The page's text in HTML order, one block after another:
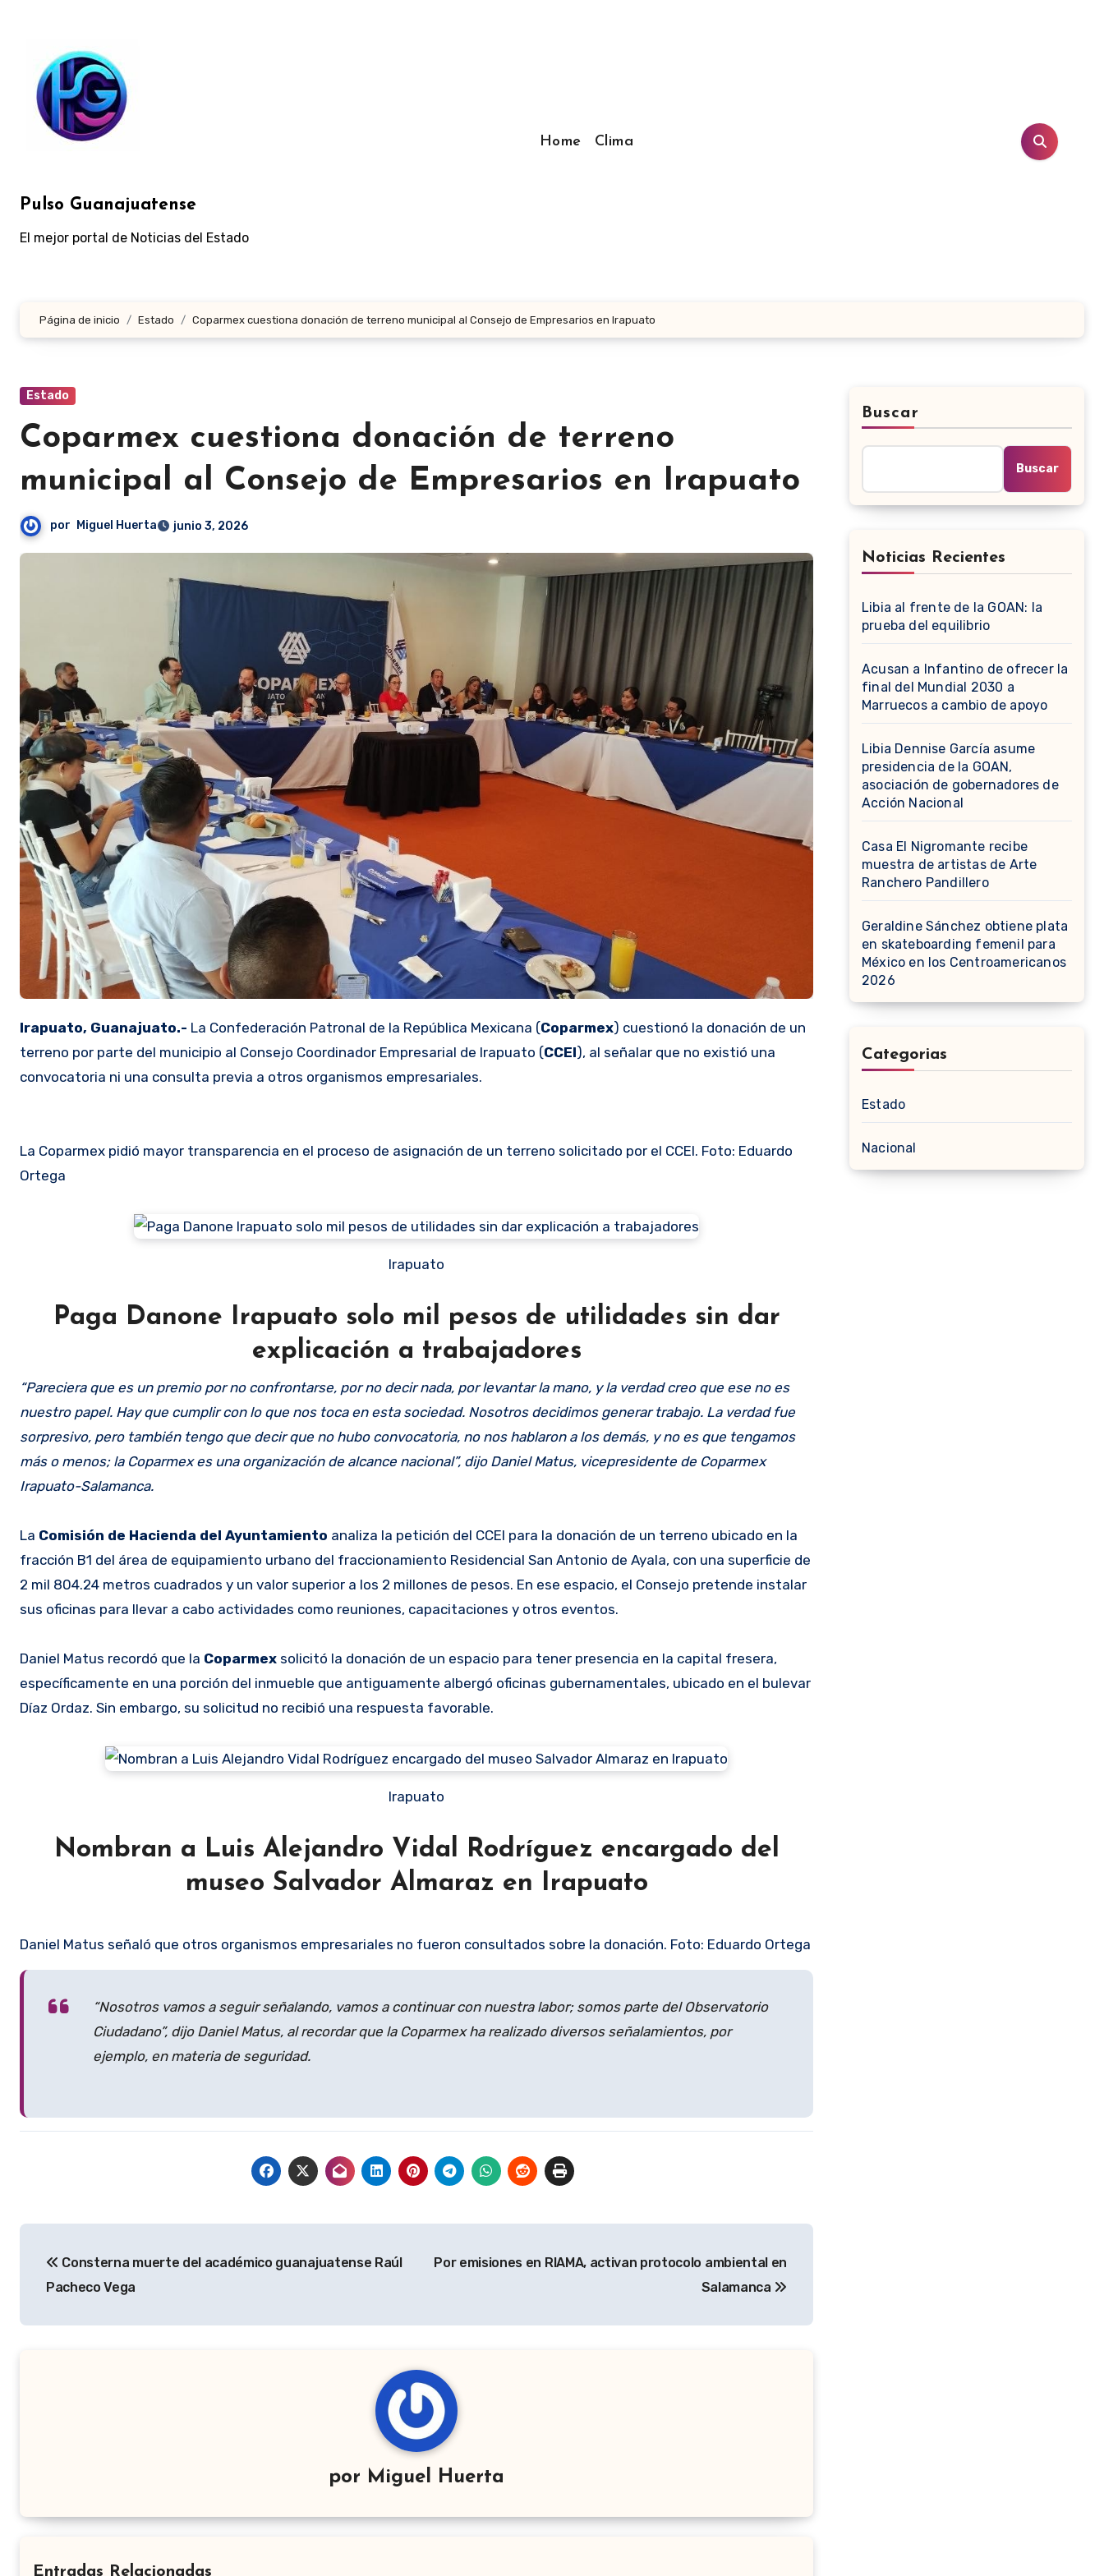
contenido
Pulso Guanajuatense
El mejor portal de Noticias del Estado
Home Clima
Página de inicio Estado Coparmex cuestiona donación de terreno municipal al Consejo de Empresarios en Irapuato
Estado
Coparmex cuestiona donación de terreno
municipal al Consejo de Empresarios en Irapuato
por Miguel Huerta junio 3, 2026
Irapuato, Guanajuato.- La Confederación Patronal de la República Mexicana (Coparmex) cuestionó la donación de un
terreno por parte del municipio al Consejo Coordinador Empresarial de Irapuato (CCEI), al señalar que no existió una
convocatoria ni una consulta previa a otros organismos empresariales.
La Coparmex pidió mayor transparencia en el proceso de asignación de un terreno solicitado por el CCEI. Foto: Eduardo
Ortega
Irapuato
Paga Danone Irapuato solo mil pesos de utilidades sin dar
explicación a trabajadores
“Pareciera que es un premio por no confrontarse, por no decir nada, por levantar la mano, y la verdad creo que ese no es
nuestro papel. Hay que cumplir con lo que nos toca en esta sociedad. Nosotros decidimos generar trabajo. La verdad fue
sorpresivo, pero también tengo que decir que no hubo convocatoria, no nos hablaron a los demás, y no es que tengamos
más o menos; la Coparmex es una organización de alcance nacional”, dijo Daniel Matus, vicepresidente de Coparmex
Irapuato-Salamanca.
La Comisión de Hacienda del Ayuntamiento analiza la petición del CCEI para la donación de un terreno ubicado en la
fracción B1 del área de equipamiento urbano del fraccionamiento Residencial San Antonio de Ayala, con una superficie de
2 mil 804.24 metros cuadrados y un valor superior a los 2 millones de pesos. En ese espacio, el Consejo pretende instalar
sus oficinas para llevar a cabo actividades como reuniones, capacitaciones y otros eventos.
Daniel Matus recordó que la Coparmex solicitó la donación de un espacio para tener presencia en la capital fresera,
específicamente en una porción del inmueble que antiguamente albergó oficinas gubernamentales, ubicado en el bulevar
Díaz Ordaz. Sin embargo, su solicitud no recibió una respuesta favorable.
Irapuato
Nombran a Luis Alejandro Vidal Rodríguez encargado del
museo Salvador Almaraz en Irapuato
Daniel Matus señaló que otros organismos empresariales no fueron consultados sobre la donación. Foto: Eduardo Ortega
“Nosotros vamos a seguir señalando, vamos a continuar con nuestra labor; somos parte del Observatorio
Ciudadano”, dijo Daniel Matus, al recordar que la Coparmex ha realizado diversos señalamientos, por
ejemplo, en materia de seguridad.
de
Consterna muerte del académico guanajuatense Raúl
Pacheco Vega
Por emisiones en RIAMA, activan protocolo ambiental en
Salamanca
por Miguel Huerta
Entradas Relacionadas
Buscar
Buscar
Noticias Recientes
Libia al frente de la GOAN: la
prueba del equilibrio
Acusan a Infantino de ofrecer la
final del Mundial 2030 a
Marruecos a cambio de apoyo
Libia Dennise García asume
presidencia de la GOAN,
asociación de gobernadores de
Acción Nacional
Casa El Nigromante recibe
muestra de artistas de Arte
Ranchero Pandillero
Geraldine Sánchez obtiene plata
en skateboarding femenil para
México en los Centroamericanos
2026
Categorias
Estado
Nacional